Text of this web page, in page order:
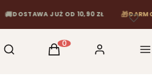
DOSTAWA JUŻ OD 10,90 ZŁ
Otwórz wyszukiwarkę
Szukaj Produkty w koszyku:
Koszyk Zaloguj się